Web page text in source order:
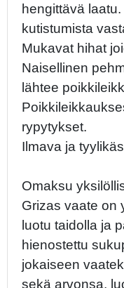
hengittävä
kutistumista
Mukavat hihat
Naisellinen
lähtee
rypytykset.
Ilmava ja
Omaksu
Grizas vaate on
luotu taidolla ja
hienostettu
jokaiseen
sekä arvonsa,